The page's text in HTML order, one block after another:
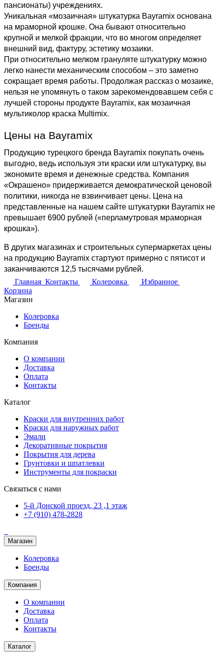
пансионаты) учреждениях.
Уникальная «мозаичная» штукатурка Bayramix основана
на мраморной крошке. Она бывают относительно
крупной и мелкой фракции, что во многом определяет
внешний вид, фактуру, эстетику мозаики.
При относительно мелком грануляте штукатурку можно
легко нанести механическим способом – это заметно
сокращает время работы. Продолжая рассказ о мозаике,
нельзя не упомянуть о таком зарекомендовавшем себя с
лучшей стороны продукте Bayramix, как мозаичная
мультиколор краска Multimix.
Цены на Bayramix
Продукцию турецкого бренда Bayramix покупать очень
выгодно, ведь используя эти краски или штукатурку, вы
экономите время и денежные средства. Компания
«Окрашено» придерживается демократической ценовой
политики, никогда не взвинчивает цены. Цена на
представленные на нашем сайте штукатурки Bayramix не
превышает 6900 рублей («перламутровая мраморная
крошка»).
В других магазинах и строительных супермаркетах цены
на продукцию Bayramix стартуют примерно с пятисот и
заканчиваются 12,5 тысячами рублей.
Главная Контакты Колеровка
Избранное
Корзина
Магазин
Колеровка
Бренды
Компания
О компании
Доставка
Оплата
Контакты
Каталог
Краски для внутренних работ
Краски для наружных работ
Эмали
Декоративные покрытия
Покрытия для дерева
Грунтовки и шпатлевки
Инструменты для покраски
Связаться с нами
5-й Донской проезд, 23 ,1 этаж
+7 (910) 478-2828
Магазин
Колеровка
Бренды
Компания
О компании
Доставка
Оплата
Контакты
Каталог